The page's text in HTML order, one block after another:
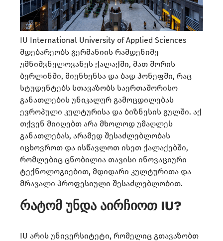
IU International University of Applied Sciences
მდებარეობს გერმანიის რამდენიმე
უმნიშვნელოვანეს ქალაქში, მათ შორის
ბერლინში, მიუნხენსა და ბად ჰონეფში, რაც
სტუდენტებს სთავაზობს საერთაშორისო
განათლების უნიკალურ გამოცდილებას
ევროპული კულტურისა და ბიზნესის გულში. აქ
თქვენ მიიღებთ არა მხოლოდ უმაღლეს
განათლებას, არამედ შესაძლებლობას
იცხოვროთ და ისწავლოთ ისეთ ქალაქებში,
რომლებიც ცნობილია თავისი ინოვაციური
ტექნოლოგიებით, მდიდარი კულტურითა და
მრავალი პროფესიული შესაძლებლობით.
რატომ უნდა აირჩიოთ IU?
IU არის უნივერსიტეტი, რომელიც გთავაზობთ